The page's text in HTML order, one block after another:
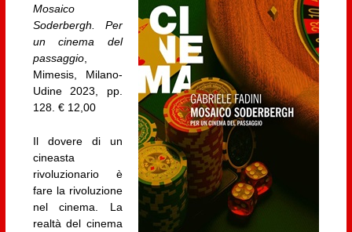
Mosaico
Soderbergh. Per
un cinema del
passaggio,
Mimesis, Milano-
Udine 2023, pp.
128. € 12,00
Il dovere di un
cineasta
rivoluzionario è
fare la rivoluzione
nel cinema. La
realtà del cinema